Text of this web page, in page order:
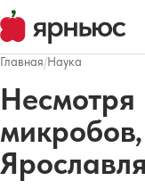
Главная/Наука
Несмотря